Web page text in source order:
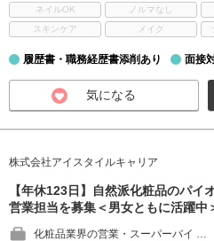
ネイルOK
ノルマなし
スキンケア
メイク
履歴書・職務経歴書添削あり 面接
気になる
株式会社アイスタイルキャリア
【年休123日】自然派化粧品のパイ
営業担当を募集＜男女ともに活躍中
化粧品業界の営業・スーパーバイ …